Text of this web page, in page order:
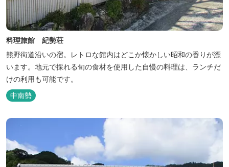
料理旅館 紀勢荘
熊野街道沿いの宿。レトロな館内はどこか懐かしい昭和の香りが漂
います。地元で採れる旬の食材を使用した自慢の料理は、ランチだ
けの利用も可能です。
中南勢